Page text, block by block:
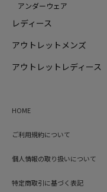
アンダーウェア
レディース
アウトレットメンズ
アウトレットレディース
HOME
ご利用規約について
個人情報の取り扱いについて
特定商取引に基づく表記